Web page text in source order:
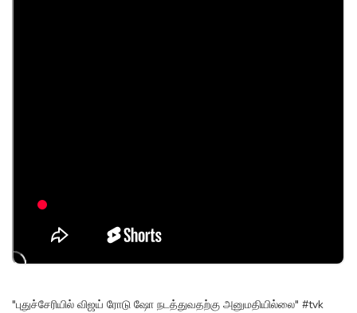
"புதுச்சேரியில் விஜய் ரோடு ஷோ நடத்துவதற்கு அனுமதியில்லை" #tvk